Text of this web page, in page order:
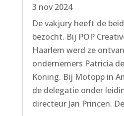
3 nov 2024
De vakjury heeft de
bezocht. Bij POP
Haarlem werd ze
ondernemers Patricia
Koning. Bij Motopp in
de delegatie onder
directeur Jan Princen.